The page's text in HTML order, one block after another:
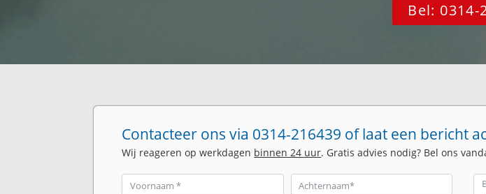
Bel: 0314-
Contacteer ons via 0314-216439 of laat een bericht
Wij reageren op werkdagen binnen 24 uur. Gratis advies nodig? Bel ons